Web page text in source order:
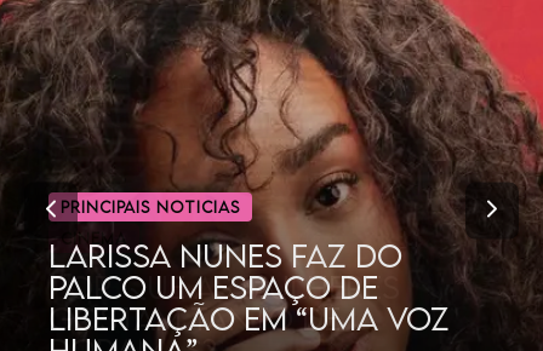
CINEMA
POR QUE AS MULHERES
GOSTAM TANTO DE